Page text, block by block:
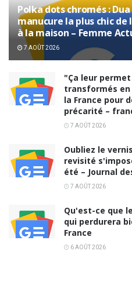
Polka dots chromés :
manucure la plus chic
à la maison – Femme
7 AOÛT 2026
"Ça leur
transformés
la France pour
précarité –
7 AOÛT 2026
Oubliez le
revisité
été – Journal
7 AOÛT 2026
Qu'est-ce que
qui perdurera
France
6 AOÛT 2026